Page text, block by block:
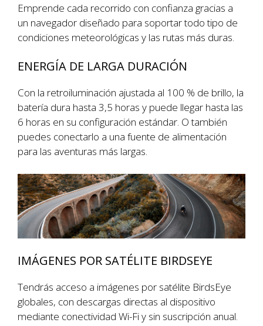
Emprende cada recorrido con confianza gracias a
un navegador diseñado para soportar todo tipo de
condiciones meteorológicas y las rutas más duras.
ENERGÍA DE LARGA DURACIÓN
Con la retroiluminación ajustada al 100 % de brillo, la
batería dura hasta 3,5 horas y puede llegar hasta las
6 horas en su configuración estándar. O también
puedes conectarlo a una fuente de alimentación
para las aventuras más largas.
IMÁGENES POR SATÉLITE BIRDSEYE
Tendrás acceso a imágenes por satélite BirdsEye
globales, con descargas directas al dispositivo
mediante conectividad Wi-Fi y sin suscripción anual.